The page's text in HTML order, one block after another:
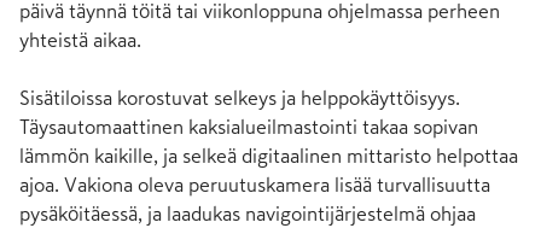
päivä täynnä töitä tai viikonloppuna ohjelmassa perheen
yhteistä aikaa.
Sisätiloissa korostuvat selkeys ja helppokäyttöisyys.
Täysautomaattinen kaksialueilmastointi takaa sopivan
lämmön kaikille, ja selkeä digitaalinen mittaristo helpottaa
ajoa. Vakiona oleva peruutuskamera lisää turvallisuutta
pysäköitäessä, ja laadukas navigointijärjestelmä ohjaa